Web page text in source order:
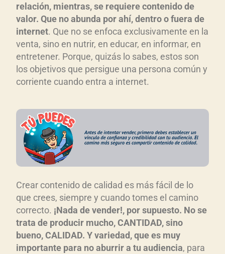
relación, mientras, se requiere contenido de
valor. Que no abunda por ahí, dentro o fuera de
internet. Que no se enfoca exclusivamente en la
venta, sino en nutrir, en educar, en informar, en
entretener. Porque, quizás lo sabes, estos son
los objetivos que persigue una persona común y
corriente cuando entra a internet.
Crear contenido de calidad es más fácil de lo
que crees, siempre y cuando tomes el camino
correcto. ¡Nada de vender!, por supuesto. No se
trata de producir mucho, CANTIDAD, sino
bueno, CALIDAD. Y variedad, que es muy
importante para no aburrir a tu audiencia, para